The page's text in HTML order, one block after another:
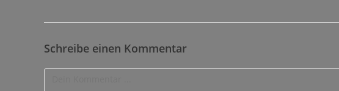
Schreibe einen Kommentar